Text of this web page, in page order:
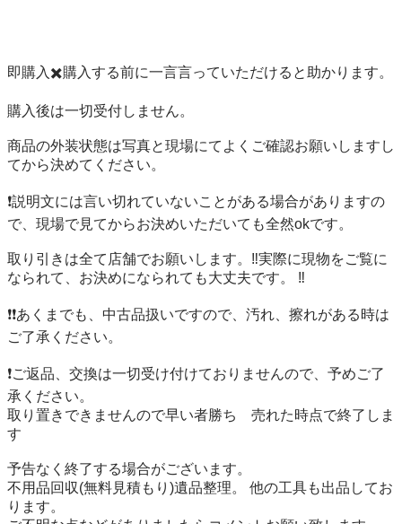
即購入✖️購入する前に一言言っていただけると助かります。
購入後は一切受付しません。
商品の外装状態は写真と現場にてよくご確認お願いしますし
てから決めてください。
❗️説明文には言い切れていないことがある場合がありますの
で、現場で見てからお決めいただいても全然okです。
取り引きは全て店舗でお願いします。‼️実際に現物をご覧に
なられて、お決めになられても大丈夫です。 ‼️
❗️❗️あくまでも、中古品扱いですので、汚れ、擦れがある時は
ご了承ください。
❗️ご返品、交換は一切受け付けておりませんので、予めご了
承ください。
取り置きできませんので早い者勝ち　売れた時点で終了しま
す
予告なく終了する場合がございます。
不用品回収(無料見積もり)遺品整理。 他の工具も出品してお
ります。